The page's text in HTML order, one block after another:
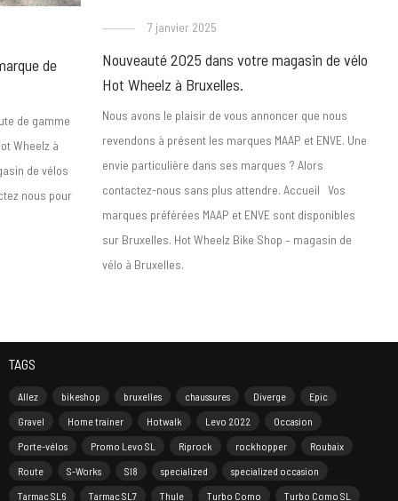
de
de gamme
Wheelz à
de vélos
nous pour
7 janvier 2025
Nouveauté 2025 dans votre magasin de vélo
Hot Wheelz à Bruxelles.
Nous avons le plaisir de vous annoncer que nous
revendons à présent les marques MAAP et ENVE. Une
envie particulière dans ses marques ? Alors
contactez-nous sans plus attendre. Accueil Vos
marques préférées MAAP et ENVE sont disponibles
sur Bruxelles. Hot Wheelz Bike Shop – magasin de
vélo à Bruxelles.
TAGS
Allez bikeshop bruxelles chaussures Diverge
Epic
Gravel
Home trainer Hotwalk Levo 2022
Occasion
Porte-vélos
Promo Levo SL Riprock rockhopper
Roubaix
Route
S-Works Sl8 specialized
specialized occasion
Tarmac SL6
Tarmac SL7 Thule Turbo Como Turbo Como SL